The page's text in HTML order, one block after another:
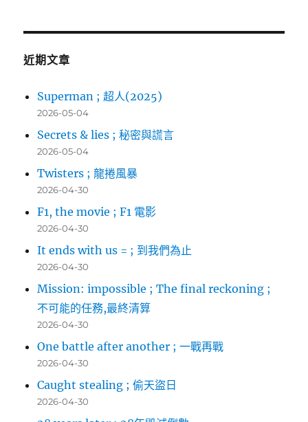
鍵
近期文章
Superman ; 超人(2025)
2026-05-04
Secrets & lies ; 秘密與謊言
2026-05-04
Twisters ; 龍捲風暴
2026-04-30
F1, the movie ; F1 電影
2026-04-30
It ends with us = ; 到我們為止
2026-04-30
Mission: impossible ; The final reckoning ;
不可能的任務,最終清算
2026-04-30
One battle after another ; 一戰再戰
2026-04-30
Caught stealing ; 偷天盜日
2026-04-30